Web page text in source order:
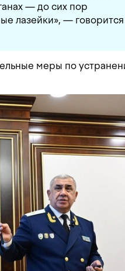
— до сих пор
лазейки», — говорится
меры по